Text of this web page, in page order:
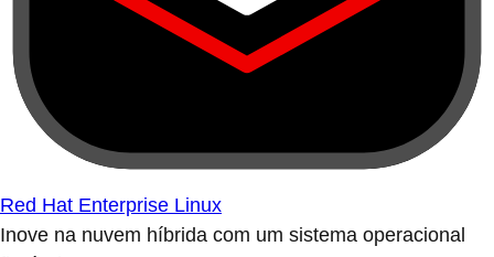
Red Hat Enterprise Linux
Inove na nuvem híbrida com um sistema operacional